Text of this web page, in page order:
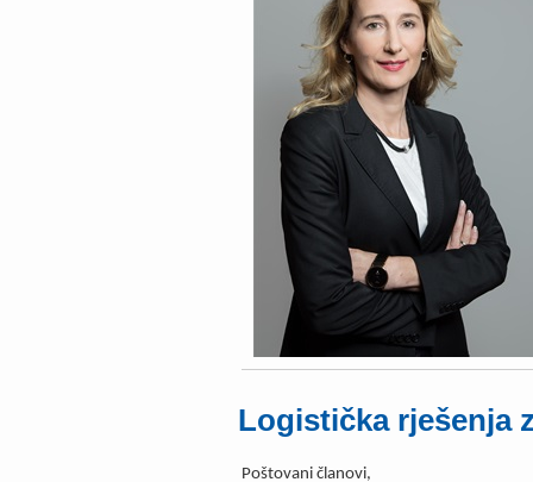
Logistička rješenja
Poštovani članovi,